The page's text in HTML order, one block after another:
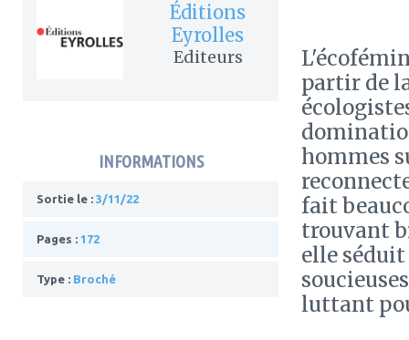
Éditions
Eyrolles
Editeurs
INFORMATIONS
Sortie le : 3/11/22
Pages : 172
Type : Broché
partir de
hommes
fait
trouvant
elle
luttant